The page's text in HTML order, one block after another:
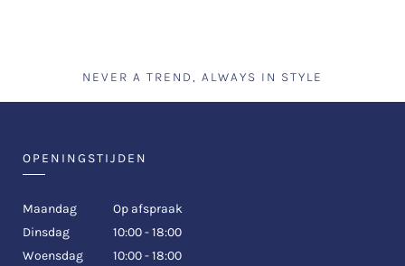
NEVER A TREND, ALWAYS IN STYLE
OPENINGSTIJDEN
Maandag
Op afspraak
Dinsdag
10:00 - 18:00
Woensdag
10:00 - 18:00